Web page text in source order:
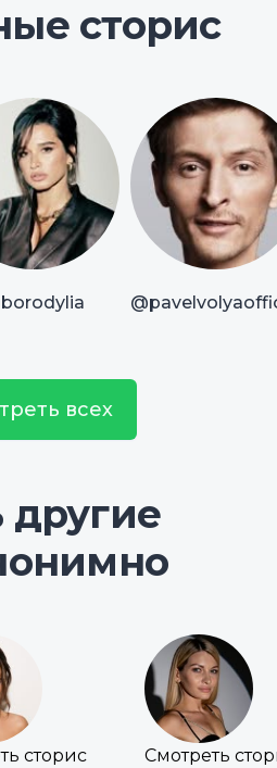
сторис
всех
другие
сторис Смотреть